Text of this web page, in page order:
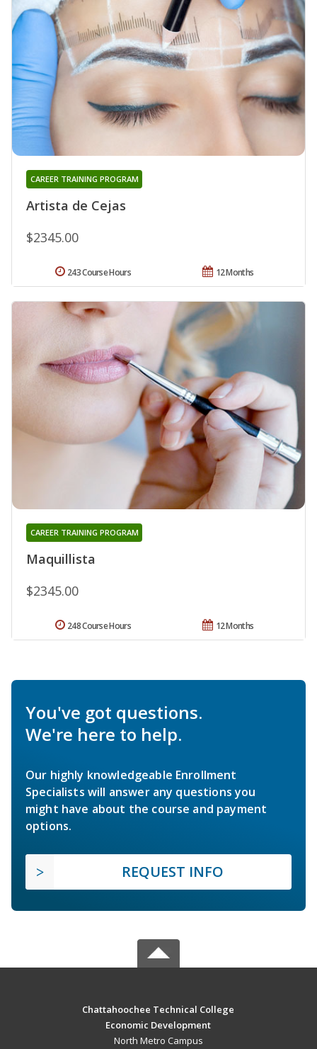
Artista de Cejas
CAREER TRAINING PROGRAM
$2345.00
12 Months
243 Course Hours
Maquillista
CAREER TRAINING PROGRAM
$2345.00
12 Months
248 Course Hours
You've got questions.
We're here to help.
Our highly knowledgeable Enrollment
Specialists will answer any questions you
might have about the course and payment
options.
REQUEST INFO
Chattahoochee Technical College
Economic Development
North Metro Campus